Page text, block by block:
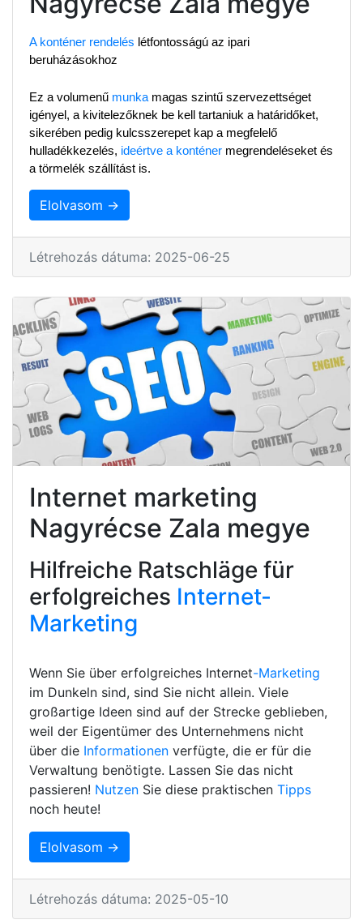
A konténer rendelés létfontosságú az ipari
beruházásokhoz
Ez a volumenű munka magas szintű szervezettséget
igényel, a kivitelezőknek be kell tartaniuk a határidőket,
sikerében pedig kulcsszerepet kap a megfelelő
hulladékkezelés, ideértve a konténer megrendeléseket és
a törmelék szállítást is.
Elolvasom →
Létrehozás dátuma: 2025-06-25
Internet marketing
Nagyrécse Zala megye
Hilfreiche Ratschläge für
erfolgreiches Internet-
Marketing
Wenn Sie über erfolgreiches Internet-Marketing
im Dunkeln sind, sind Sie nicht allein. Viele
großartige Ideen sind auf der Strecke geblieben,
weil der Eigentümer des Unternehmens nicht
über die Informationen verfügte, die er für die
Verwaltung benötigte. Lassen Sie das nicht
passieren! Nutzen Sie diese praktischen Tipps
noch heute!
Elolvasom →
Létrehozás dátuma: 2025-05-10